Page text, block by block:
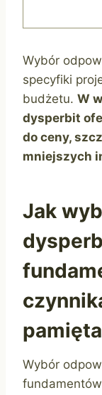
Wybór
specyfiki
budżetu. W
dysperbit
do ceny,
mniejszych
Jak
Wybór